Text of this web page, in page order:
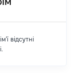
відсутні